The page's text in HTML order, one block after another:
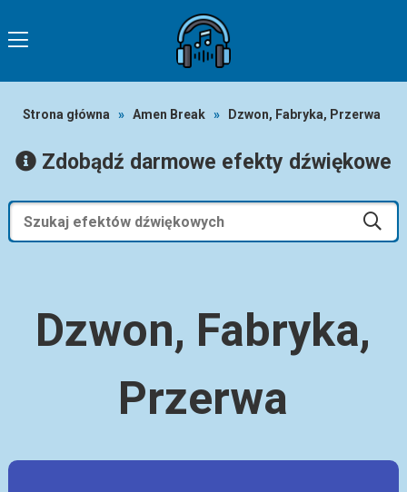
Strona główna » Amen Break » Dzwon, Fabryka, Przerwa
Zdobądź darmowe efekty dźwiękowe
Dzwon, Fabryka,
Przerwa